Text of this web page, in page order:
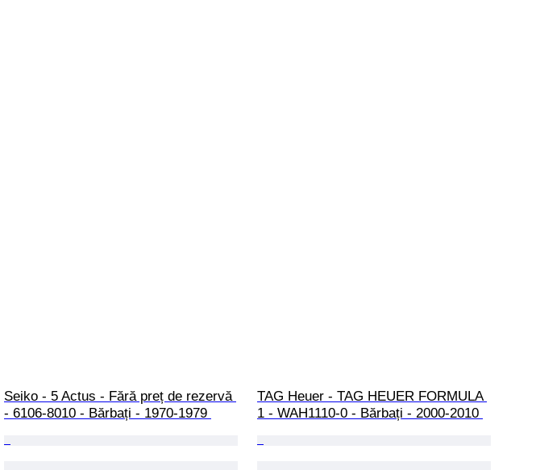
Seiko - 5 Actus - Fără preț de rezervă
- 6106-8010 - Bărbați - 1970-1979
TAG Heuer - TAG HEUER FORMULA
1 - WAH1110-0 - Bărbați - 2000-2010